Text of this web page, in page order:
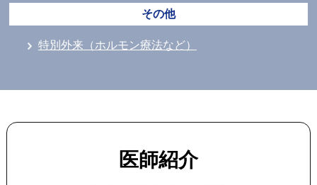
その他
特別外来（ホルモン療法など）
医師紹介